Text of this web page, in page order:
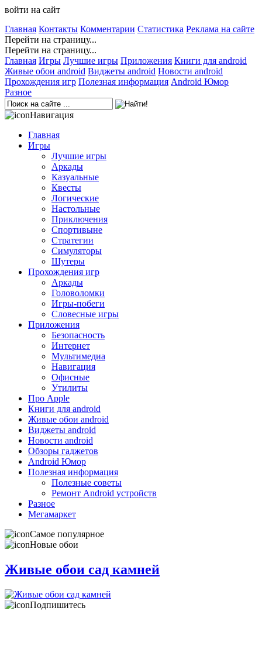
войти на сайт
Главная Контакты Комментарии Статистика Реклама на сайте
Перейти на страницу...
Перейти на страницу...
Главная Игры Лучшие игры Приложения Книги для android
Живые обои android Виджеты android Новости android
Прохождения игр Полезная информация Android Юмор
Разное
Навигация
Главная
Игры
Лучшие игры
Аркады
Казуальные
Квесты
Логические
Настольные
Приключения
Спортивыне
Стратегии
Симуляторы
Шутеры
Прохождения игр
Аркады
Головоломки
Игры-побеги
Словесные игры
Приложения
Безопасность
Интернет
Мультимедиа
Навигация
Офисные
Утилиты
Про Apple
Книги для android
Живые обои android
Виджеты android
Новости android
Обзоры гаджетов
Android Юмор
Полезная информация
Полезные советы
Ремонт Android устройств
Разное
Мегамаркет
Самое популярное
Новые обои
Живые обои сад камней
Подпишитесь